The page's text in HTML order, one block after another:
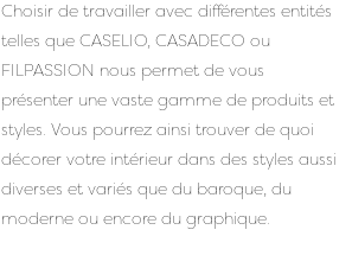
Choisir de travailler avec différentes entités
telles que CASELIO, CASADECO ou
FILPASSION nous permet de vous
présenter une vaste gamme de produits et
styles. Vous pourrez ainsi trouver de quoi
décorer votre intérieur dans des styles aussi
diverses et variés que du baroque, du
moderne ou encore du graphique.